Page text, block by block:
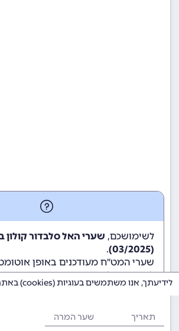
לשימושכם,
(03/2025)
.
שערי המט"ח מעודכנים באופן
לשימוש גולשי ומשתמשי האתר.
תאריך שער המרה
לידיעתך, אנו משתמשים בעוגיות (cookies) באתר זה.